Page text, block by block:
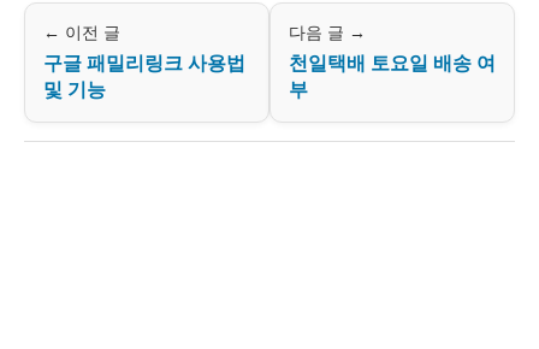
← 이전 글
구글 패밀리링크 사용법
및 기능
다음 글 →
천일택배 토요일 배송 여
부